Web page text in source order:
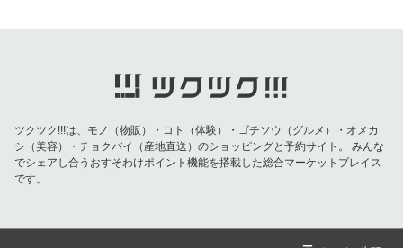
三連休はいかがお過ごしでしたか
2024/12/31 今年もお世話になりました
2024/12/19 年末年始のお得情報
ツクツク!!!は、モノ（物販）・コト（体験）・ゴチソウ（グルメ）・オメカ
シ（美容）・チョクバイ（産地直送）のショッピングと予約サイト。
みんな
でシェアし合うおすそわけポイント機能を搭載した総合マーケットプレイス
です。